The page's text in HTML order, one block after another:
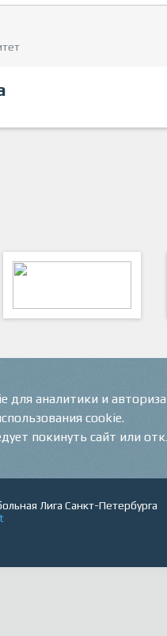
Лига Санкт-Петербурга
для аналитики и
cookie.
покинуть сайт или